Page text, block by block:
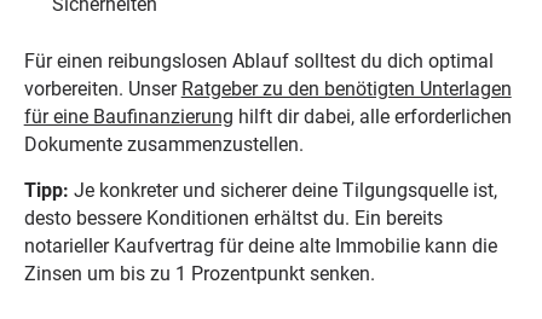
Für einen reibungslosen Ablauf solltest du dich optimal
vorbereiten. Unser Ratgeber zu den benötigten Unterlagen
für eine Baufinanzierung hilft dir dabei, alle erforderlichen
Dokumente zusammenzustellen.
Tipp: Je konkreter und sicherer deine Tilgungsquelle ist,
desto bessere Konditionen erhältst du. Ein bereits
notarieller Kaufvertrag für deine alte Immobilie kann die
Zinsen um bis zu 1 Prozentpunkt senken.